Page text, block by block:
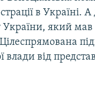
в Україні. А
України, який
влади від